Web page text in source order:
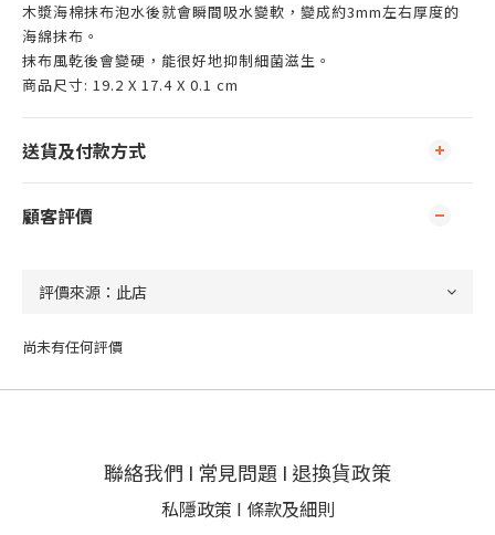
木漿海棉抹布泡水後就會瞬間吸水變軟，變成約3mm左右厚度的
海綿抹布。
抹布風乾後會變硬，能很好地抑制細菌滋生。
商品尺寸: 19.2 X 17.4 X 0.1 cm
送貨及付款方式
顧客評價
尚未有任何評價
聯絡我們 I 常見問題 I 退換貨政策
私隱政策 I 條款及細則